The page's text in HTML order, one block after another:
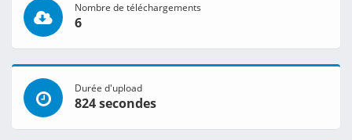
Nombre de téléchargements
6
Durée d'upload
824 secondes